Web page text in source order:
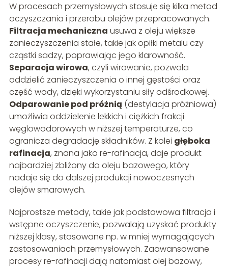
W procesach przemysłowych stosuje się kilka metod
oczyszczania i przerobu olejów przepracowanych.
Filtracja mechaniczna usuwa z oleju większe
zanieczyszczenia stałe, takie jak opiłki metalu czy
cząstki sadzy, poprawiając jego klarowność.
Separacja wirowa, czyli wirowanie, pozwala
oddzielić zanieczyszczenia o innej gęstości oraz
część wody, dzięki wykorzystaniu siły odśrodkowej.
Odparowanie pod próżnią (destylacja próżniowa)
umożliwia oddzielenie lekkich i ciężkich frakcji
węglowodorowych w niższej temperaturze, co
ogranicza degradację składników. Z kolei głęboka
rafinacja, znana jako re-rafinacja, daje produkt
najbardziej zbliżony do oleju bazowego, który
nadaje się do dalszej produkcji nowoczesnych
olejów smarowych.
Najprostsze metody, takie jak podstawowa filtracja i
wstępne oczyszczenie, pozwalają uzyskać produkty
niższej klasy, stosowane np. w mniej wymagających
zastosowaniach przemysłowych. Zaawansowane
procesy re-rafinacji dają natomiast olej bazowy,